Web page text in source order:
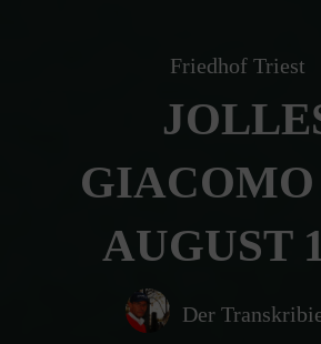
Friedhof Triest
GIACOMO
AUGUST
Der